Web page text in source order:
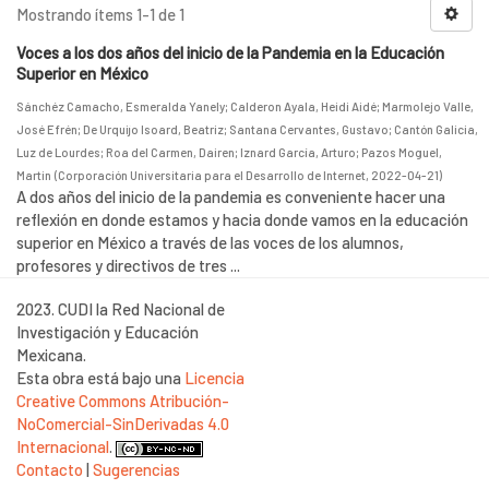
Mostrando ítems 1-1 de 1
Voces a los dos años del inicio de la Pandemia en la Educación
Superior en México
Sánchéz Camacho, Esmeralda Yanely; Calderon Ayala, Heidi Aidé; Marmolejo Valle,
José Efrén; De Urquijo Isoard, Beatriz; Santana Cervantes, Gustavo; Cantón Galicia,
Luz de Lourdes; Roa del Carmen, Dairen; Iznard García, Arturo; Pazos Moguel,
Martin (Corporación Universitaria para el Desarrollo de Internet, 2022-04-21)
A dos años del inicio de la pandemia es conveniente hacer una
reflexión en donde estamos y hacia donde vamos en la educación
superior en México a través de las voces de los alumnos,
profesores y directivos de tres ...
2023. CUDI la Red Nacional de
Investigación y Educación
Mexicana.
Esta obra está bajo una Licencia
Creative Commons Atribución-
NoComercial-SinDerivadas 4.0
Internacional.
Contacto |Sugerencias